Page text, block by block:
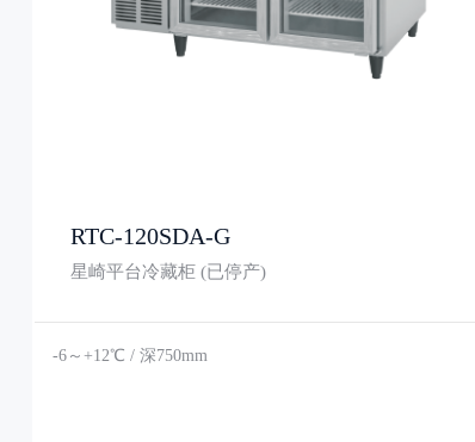
RTC-120SDA-G
星崎平台冷藏柜 (已停产)
-6～+12℃ / 深750mm